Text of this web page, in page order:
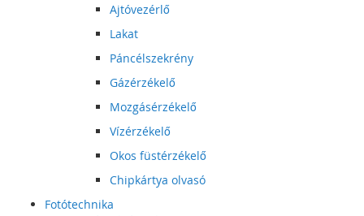
Ajtóvezérlő
Lakat
Páncélszekrény
Gázérzékelő
Mozgásérzékelő
Vízérzékelő
Okos füstérzékelő
Chipkártya olvasó
Fotótechnika